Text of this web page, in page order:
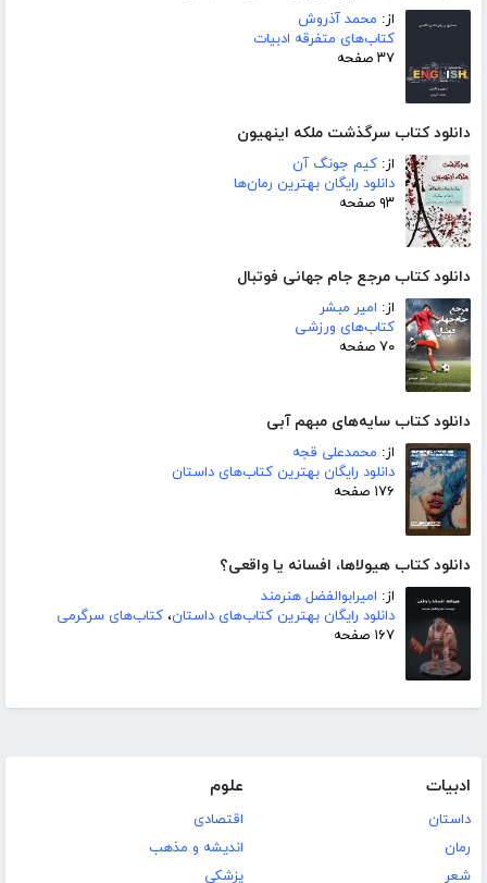
از: محمد آذروش
کتاب‌های متفرقه ادبیات
۳۷ صفحه
دانلود کتاب سرگذشت ملکه اینهیون
از: کیم جونگ آن
دانلود رایگان بهترین رمان‌ها
۹۳ صفحه
دانلود کتاب مرجع جام جهانی فوتبال
از: امیر مبشر
کتاب‌های ورزشی
۷۰ صفحه
دانلود کتاب سایه‌های مبهم آبی
از: محمدعلی قجه
دانلود رایگان بهترین کتاب‌های داستان
۱۷۶ صفحه
دانلود کتاب هیولاها، افسانه یا واقعی؟
از: امیرابوالفضل هنرمند
دانلود رایگان بهترین کتاب‌های داستان، کتاب‌های سرگرمی
۱۶۷ صفحه
ادبیات
داستان
رمان
شعر
علوم
اقتصادی
اندیشه و مذهب
پزشکی